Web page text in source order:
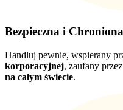
Bezpieczna i Chroniona
Handluj pewnie, wspierany
korporacyjnej, zaufany przez
na całym świecie.